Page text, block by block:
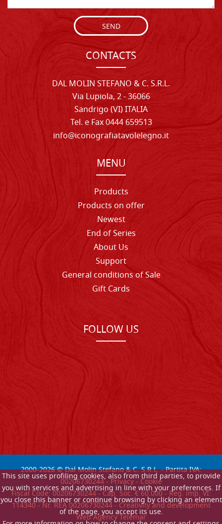
This site uses profiling cookies, also from third parties, to provide
you with services and advertising in line with your preferences. If
you close this banner or continue browsing by clicking an element
of the page, you accept its use.
SEND
CONTACTS
DAL MOLIN STEFANO & C. S.R.L.
Via Lupiola, 2 - 36066
Sandrigo (VI) ITALIA
Tel. e Fax 0444 659513
info@iconografiatavolelegno.it
MENU
Products
Products on offer
Newest
End of Series
About Us
Support
General conditions of Sale
Gift Cards
FOLLOW US
2000-2026© Dal Molin Stefano & C. S.R.L. - Partita IVA:
00206730244 -Privacy-Cookie
Fiscal Code: 00206730244 - Cap. Soc. € 60.000 - Reg. imp. VI:
114340 - Nr. REA 00206730244 - Creativity and development
Web Agency Telemar